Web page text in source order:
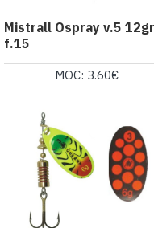
Mistrall Ospray v.5 12gr
f.15
MOC: 3.60€